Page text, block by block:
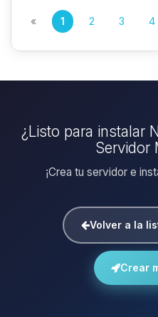
« 1 2 3 4
¿Listo para instalar
Servidor
¡Crea tu servidor e
Volver a la
Crear